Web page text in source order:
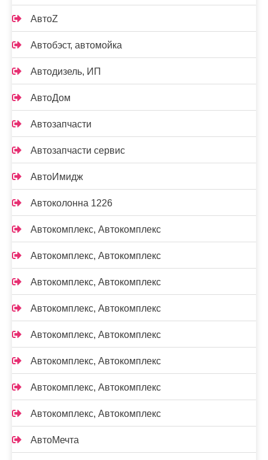
АвтоZ
Автобэст, автомойка
Автодизель, ИП
АвтоДом
Автозапчасти
Автозапчасти сервис
АвтоИмидж
Автоколонна 1226
Автокомплекс, Автокомплекс
Автокомплекс, Автокомплекс
Автокомплекс, Автокомплекс
Автокомплекс, Автокомплекс
Автокомплекс, Автокомплекс
Автокомплекс, Автокомплекс
Автокомплекс, Автокомплекс
Автокомплекс, Автокомплекс
АвтоМечта